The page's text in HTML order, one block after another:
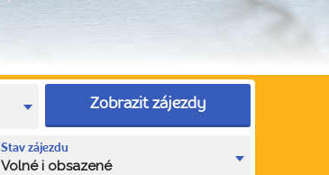
Zobrazit zájezdy
Stav zájezdu
Volné i obsazené